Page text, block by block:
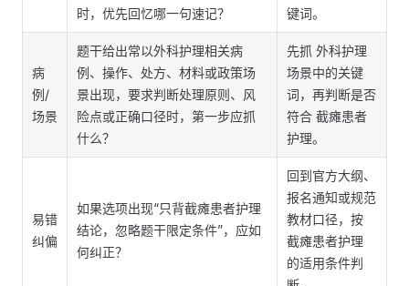
时，优先回忆哪一句速记？
键词。
病
例/
场景
题干给出常以外科护理相关病
例、操作、处方、材料或政策场
景出现，要求判断处理原则、风
险点或正确口径时，第一步应抓
什么？
先抓 外科护理
场景中的关键
词，再判断是否
符合 截瘫患者
护理。
易错
纠偏
如果选项出现“只背截瘫患者护理
结论，忽略题干限定条件”，应如
何纠正？
回到官方大纲、
报名通知或规范
教材口径，按
截瘫患者护理
的适用条件判